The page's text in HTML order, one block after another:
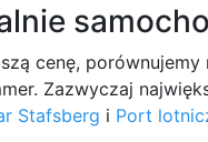
cenę,
Zazwyczaj
Stafsberg i Port